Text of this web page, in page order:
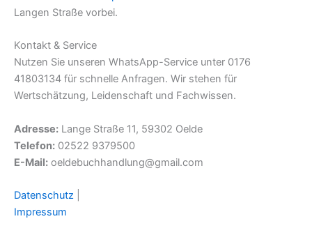
Langen Straße vorbei.
Kontakt & Service
Nutzen Sie unseren WhatsApp-Service unter 0176
41803134 für schnelle Anfragen. Wir stehen für
Wertschätzung, Leidenschaft und Fachwissen.
Adresse: Lange Straße 11, 59302 Oelde
Telefon: 02522 9379500
E-Mail: oeldebuchhandlung@gmail.com
Datenschutz
Impressum